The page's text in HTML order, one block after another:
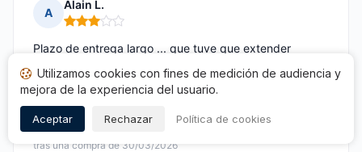
A
Alain L.
Nota: 3 de 5
Publicado el 22/04/2026 à 11h15
tras una compra de 30/03/2026
Plazo de entrega largo ... que tuve que extender
debido a la obligación de ausentarme. En general, los
artículos son un poco demasiado grandes. El 3XL de
Addicted podría haber sido solo 1XL.
Utilizamos cookies con fines de medición de audiencia y
mejora de la experiencia del usuario.
Aceptar Rechazar Política de cookies